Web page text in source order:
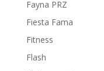
Fayna PRZ
Fiesta Fama
Fitness
Flash